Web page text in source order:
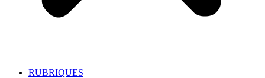
RUBRIQUES